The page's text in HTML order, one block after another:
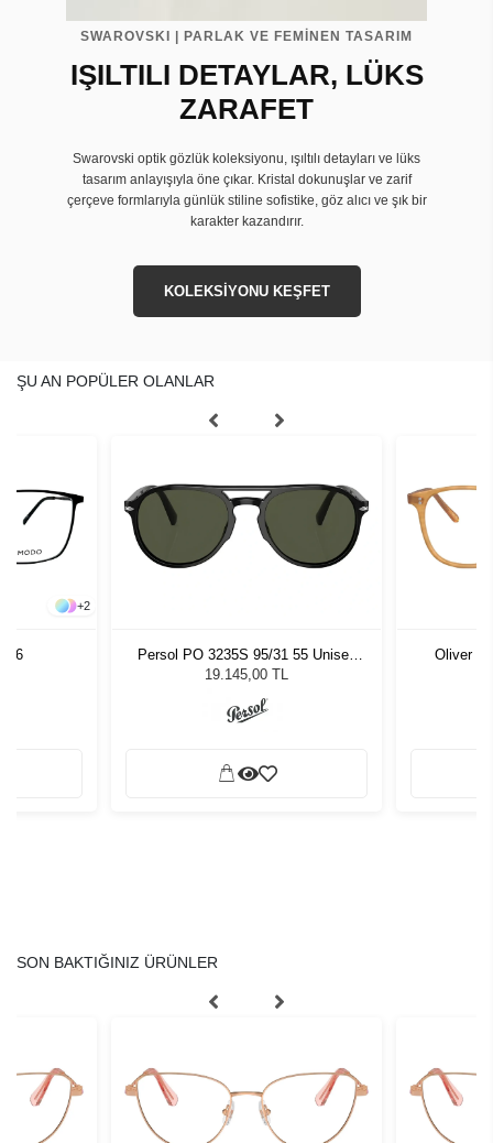
SWAROVSKI | PARLAK VE FEMİNEN TASARIM
IŞILTILI DETAYLAR, LÜKS
ZARAFET
Swarovski optik gözlük koleksiyonu, ışıltılı detayları ve lüks
tasarım anlayışıyla öne çıkar. Kristal dokunuşlar ve zarif
çerçeve formlarıyla günlük stiline sofistike, göz alıcı ve şık bir
karakter kazandırır.
KOLEKSİYONU KEŞFET
ŞU AN POPÜLER OLANLAR
+2
56
Persol PO 3235S 95/31 55 Unisex
Güneş Gözlüğü
19.145,00 TL
Oliver
SON BAKTIĞINIZ ÜRÜNLER